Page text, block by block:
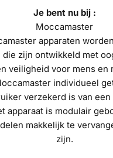
Je bent nu bij :
Moccamaster
apparaten
die zijn ontwikkeld met
veiligheid voor mens en
individueel
verzekerd is van
apparaat is modulair
makkelijk te
zijn.